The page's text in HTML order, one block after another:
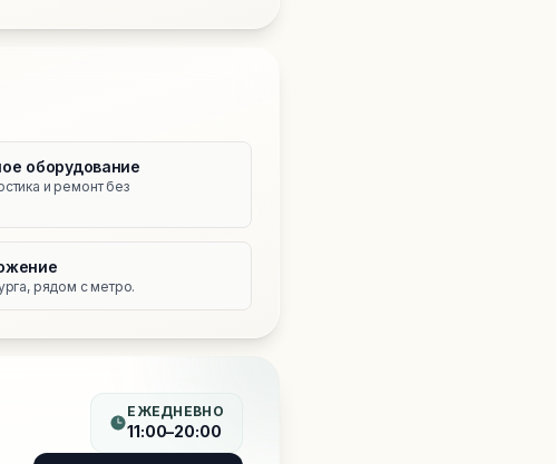
оборудование
и ремонт без
рядом с метро.
ЕЖЕДНЕВНО
11:00–20:00